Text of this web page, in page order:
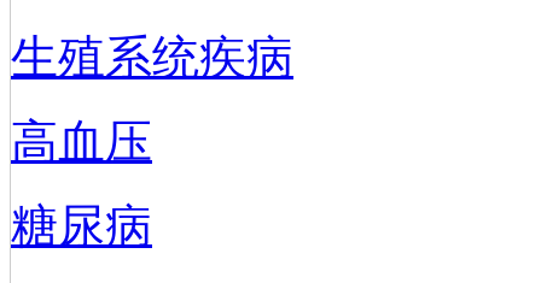
生殖系统疾病
高血压
糖尿病